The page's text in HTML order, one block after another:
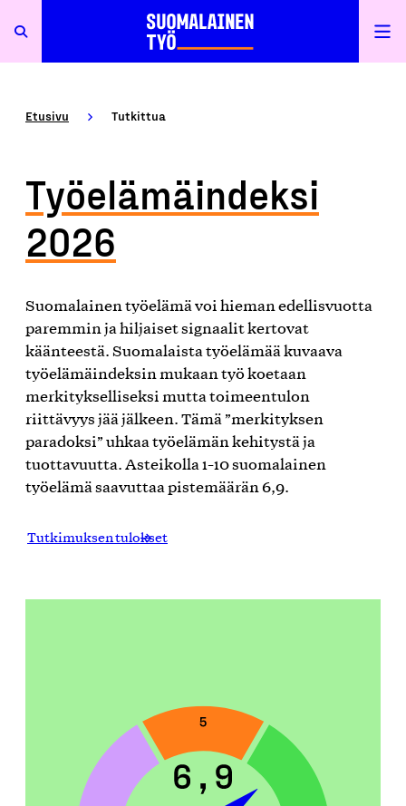
Etusivu Tutkittua
Työelämäindeksi
2026
Suomalainen työelämä voi hieman edellisvuotta
paremmin ja hiljaiset signaalit kertovat
käänteestä. Suomalaista työelämää kuvaava
työelämäindeksin mukaan työ koetaan
merkitykselliseksi mutta toimeentulon
riittävyys jää jälkeen. Tämä ”merkityksen
paradoksi” uhkaa työelämän kehitystä ja
tuottavuutta. Asteikolla 1-10 suomalainen
työelämä saavuttaa pistemäärän 6,9.
Tutkimuksen tulokset